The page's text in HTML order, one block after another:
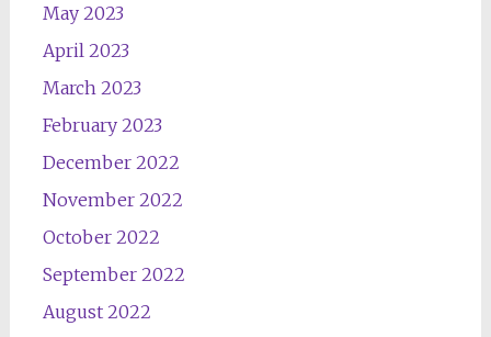
May 2023
April 2023
March 2023
February 2023
December 2022
November 2022
October 2022
September 2022
August 2022